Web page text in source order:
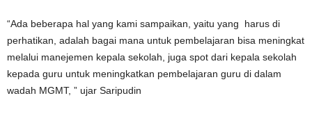
“Ada beberapa hal yang kami sampaikan, yaitu yang harus di
perhatikan, adalah bagai mana untuk pembelajaran bisa meningkat
melalui manejemen kepala sekolah, juga spot dari kepala sekolah
kepada guru untuk meningkatkan pembelajaran guru di dalam
wadah MGMT, ” ujar Saripudin